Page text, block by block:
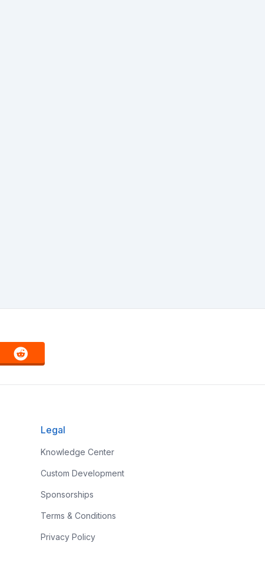
Legal
Knowledge Center
Custom Development
Sponsorships
Terms & Conditions
Privacy Policy